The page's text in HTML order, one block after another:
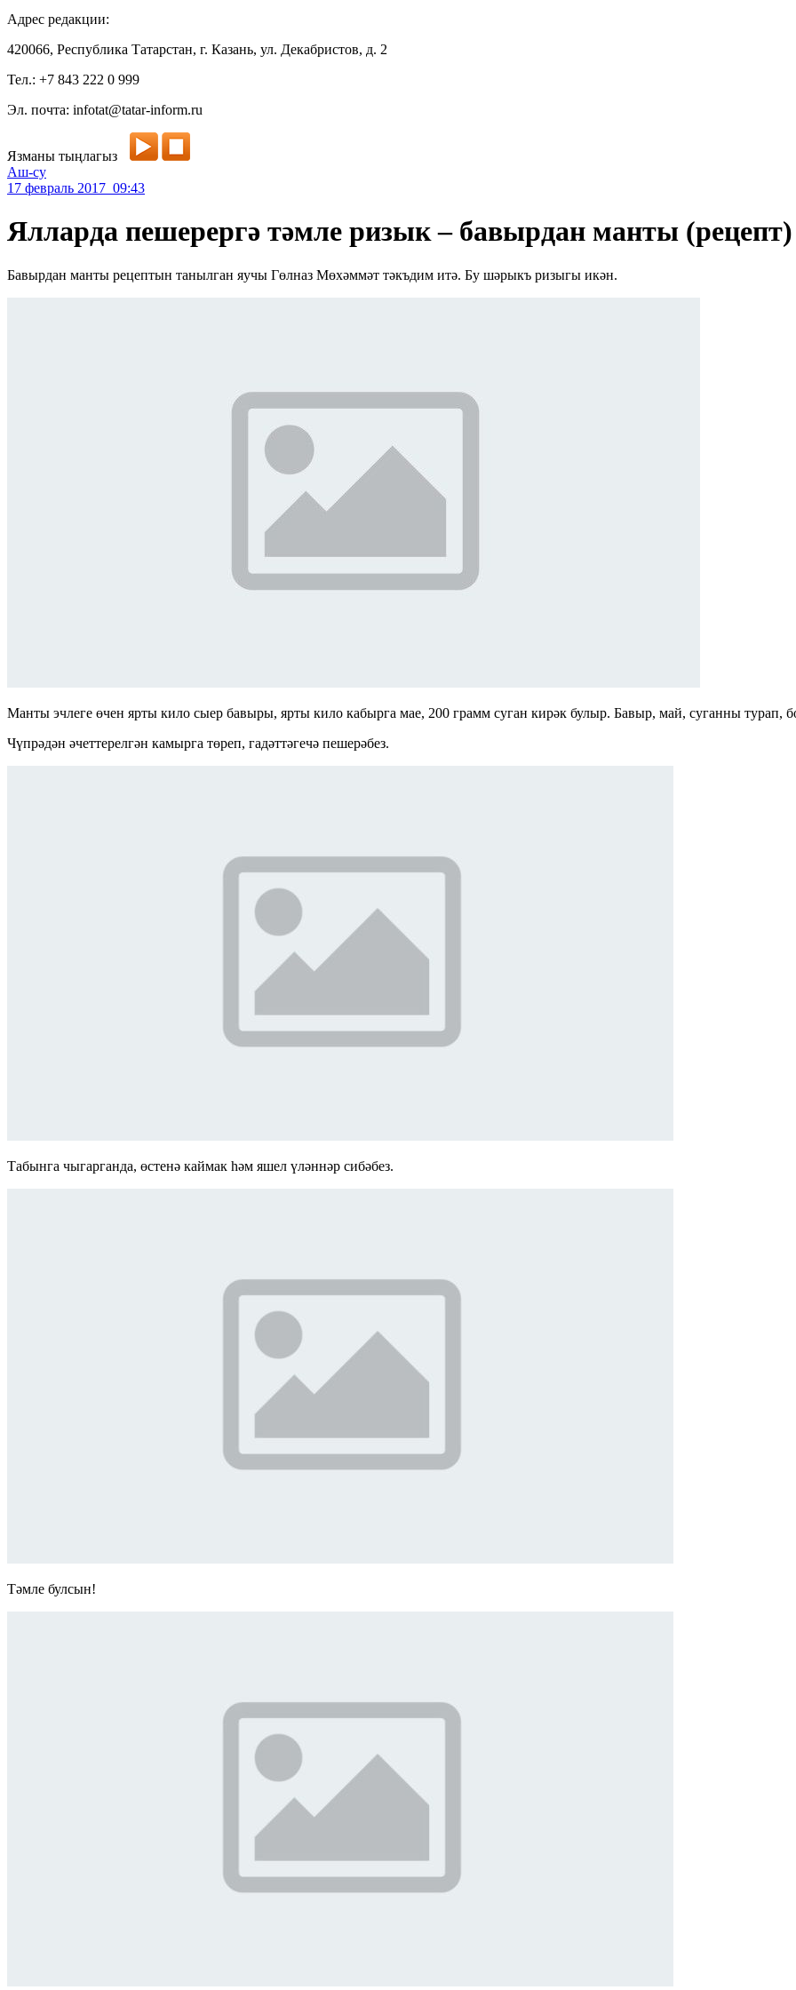
Адрес редакции:
420066, Республика Татарстан, г. Казань, ул. Декабристов, д. 2
Тел.: +7 843 222 0 999
Эл. почта: infotat@tatar-inform.ru
Язманы тыңлагыз
Аш-су
17 февраль 2017 09:43
Ялларда пешерергә тәмле ризык – бавырдан манты (рецепт)
Бавырдан манты рецептын танылган яучы Гөлназ Мөхәммәт тәкъдим итә. Бу шәрыкъ ризыгы икән.
Манты эчлеге өчен ярты кило сыер бавыры, ярты кило кабырга мае, 200 грамм суган кирәк булыр. Бавыр, май, суганны турап,
Чүпрәдән әчеттерелгән камырга төреп, гадәттәгечә пешерәбез.
Табынга чыгарганда, өстенә каймак һәм яшел үләннәр сибәбез.
Тәмле булсын!